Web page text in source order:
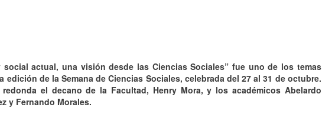
actual, una visión desde las Ciencias Sociales” fue uno de los temas
edición de la Semana de Ciencias Sociales, celebrada del 27 al 31 de octubre.
el decano de la Facultad, Henry Mora, y los académicos Abelardo
y Fernando Morales.
05, 2026
Universitario llama a
la democracia
Rechazo al reparto desigual
de ganancias es mayor
cuando hubo esfuerzo